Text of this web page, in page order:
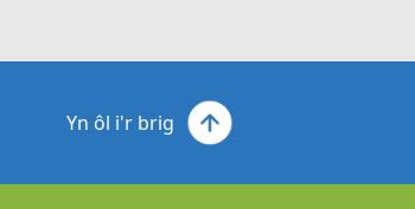
Yn ôl i'r brig